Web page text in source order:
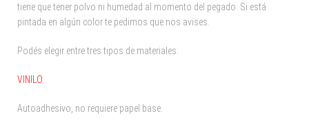
tiene que tener polvo ni humedad al momento del pegado. Si está
pintada en algún color te pedimos que nos avises.
Podés elegir entre tres tipos de materiales:
VINILO
Autoadhesivo, no requiere papel base.